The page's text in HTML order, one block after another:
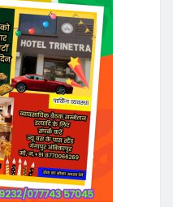
बाद बदमाशों नेकरीब 320